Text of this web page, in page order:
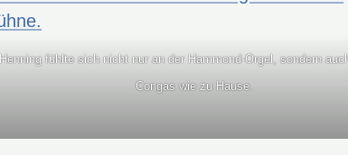
Henning fühlte sich nicht nur an der Hammond-Orgel, sondern
Congas wie zu Hause.